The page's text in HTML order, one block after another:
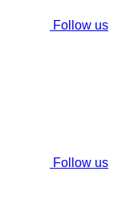
Follow us
Follow us